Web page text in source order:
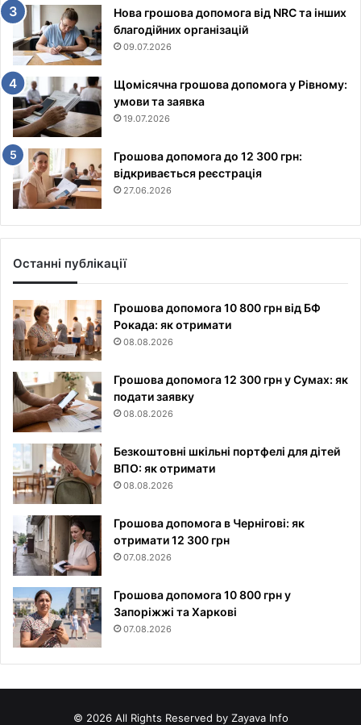
Нова грошова допомога від NRC та інших
благодійних організацій
09.07.2026
Щомісячна грошова допомога у Рівному:
умови та заявка
19.07.2026
Грошова допомога до 12 300 грн:
відкривається реєстрація
27.06.2026
Останні публікації
Грошова допомога 10 800 грн від БФ
Рокада: як отримати
08.08.2026
Грошова допомога 12 300 грн у Сумах: як
подати заявку
08.08.2026
Безкоштовні шкільні портфелі для дітей
ВПО: як отримати
08.08.2026
Грошова допомога в Чернігові: як
отримати 12 300 грн
07.08.2026
Грошова допомога 10 800 грн у
Запоріжжі та Харкові
07.08.2026
© 2026 All Rights Reserved by Zayava Info